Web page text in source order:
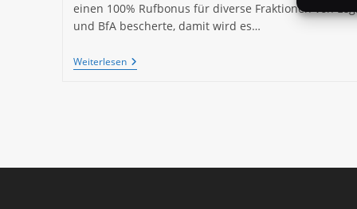
einen 100% Rufbonus für diverse Fraktionen von
und BfA bescherte, damit wird es…
WeiterlesenNeuer
Buff